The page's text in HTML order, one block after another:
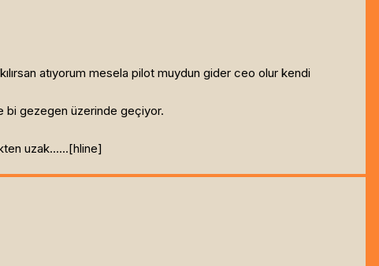
atıyorum mesela pilot muydun gider ceo olur kendi
bi gezegen üzerinde geçiyor.
uzak......[hline]